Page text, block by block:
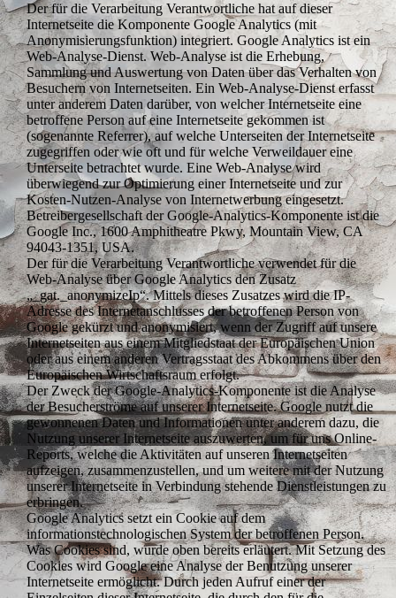
Der für die Verarbeitung Verantwortliche hat auf dieser
Internetseite die Komponente Google Analytics (mit
Anonymisierungsfunktion) integriert. Google Analytics ist ein
Web-Analyse-Dienst. Web-Analyse ist die Erhebung,
Sammlung und Auswertung von Daten über das Verhalten von
Besuchern von Internetseiten. Ein Web-Analyse-Dienst erfasst
unter anderem Daten darüber, von welcher Internetseite eine
betroffene Person auf eine Internetseite gekommen ist
(sogenannte Referrer), auf welche Unterseiten der Internetseite
zugegriffen oder wie oft und für welche Verweildauer eine
Unterseite betrachtet wurde. Eine Web-Analyse wird
überwiegend zur Optimierung einer Internetseite und zur
Kosten-Nutzen-Analyse von Internetwerbung eingesetzt.
Betreibergesellschaft der Google-Analytics-Komponente ist die
Google Inc., 1600 Amphitheatre Pkwy, Mountain View, CA
94043-1351, USA.
Der für die Verarbeitung Verantwortliche verwendet für die
Web-Analyse über Google Analytics den Zusatz
„_gat._anonymizeIp“. Mittels dieses Zusatzes wird die IP-
Adresse des Internetanschlusses der betroffenen Person von
Google gekürzt und anonymisiert, wenn der Zugriff auf unsere
Internetseiten aus einem Mitgliedstaat der Europäischen Union
oder aus einem anderen Vertragsstaat des Abkommens über den
Europäischen Wirtschaftsraum erfolgt.
Der Zweck der Google-Analytics-Komponente ist die Analyse
der Besucherströme auf unserer Internetseite. Google nutzt die
gewonnenen Daten und Informationen unter anderem dazu, die
Nutzung unserer Internetseite auszuwerten, um für uns Online-
Reports, welche die Aktivitäten auf unseren Internetseiten
aufzeigen, zusammenzustellen, und um weitere mit der Nutzung
unserer Internetseite in Verbindung stehende Dienstleistungen zu
erbringen.
Google Analytics setzt ein Cookie auf dem
informationstechnologischen System der betroffenen Person.
Was Cookies sind, wurde oben bereits erläutert. Mit Setzung des
Cookies wird Google eine Analyse der Benutzung unserer
Internetseite ermöglicht. Durch jeden Aufruf einer der